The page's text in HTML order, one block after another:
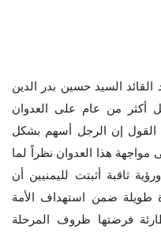
السيد حسين بدر الدين
أكثر من عام على العدوان
القول إن الرجل أسهم بشكل
هذا العدوان نظراً لما
ثاقبة أثبتت لليمنيين أن
طويلة ضمن استهداف الأمة
فرضتها ظروف المرحلة